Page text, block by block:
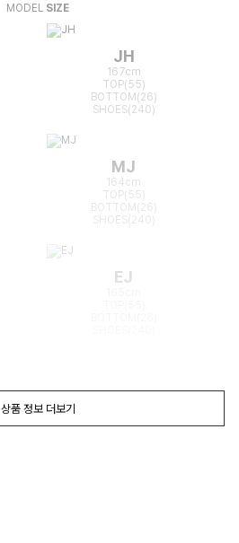
MODEL SIZE
JH
167cm
TOP(55)
BOTTOM(26)
SHOES(240)
MJ
164cm
TOP(55)
BOTTOM(26)
EJ
상품 정보 더보기